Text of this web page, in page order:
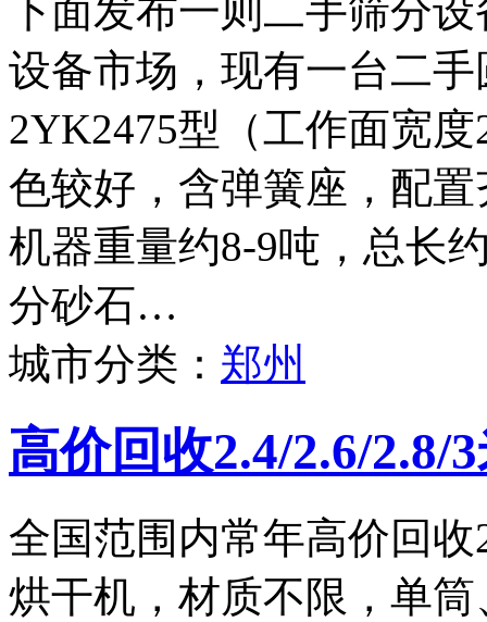
下面发布一则二手筛分
设备市场，现有一台二
2YK2475型（工作面宽
色较好，含弹簧座，配
机器重量约8-9吨，总长
分砂石…
城市分类： 郑州
高价回收2.4/2.6/2.8/
全国范围内常年高价回收
烘干机，材质不限，单